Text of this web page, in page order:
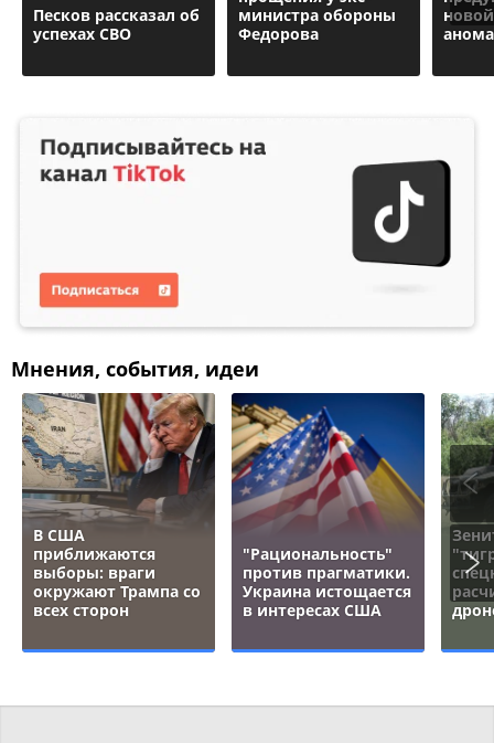
Песков рассказал об
успехах СВО
министра обороны
Федорова
Мнения, события, идеи
В США
приближаются
выборы: враги
окружают Трампа со
всех сторон
"Рациональность"
против прагматики.
Украина истощается
в интересах США